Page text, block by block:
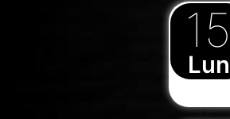
15
Lun